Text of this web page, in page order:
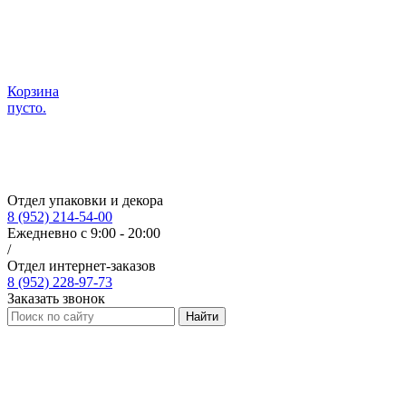
Корзина
пусто.
Отдел упаковки и декора
8 (952) 214-54-00
Ежедневно с 9:00 - 20:00
/
Отдел интернет-заказов
8 (952) 228-97-73
Заказать звонок
Найти